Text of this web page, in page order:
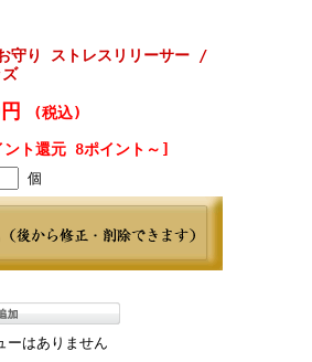
守り ストレスリリーサー /
(税込)
ント還元 8ポイント～]
個
ーはありません